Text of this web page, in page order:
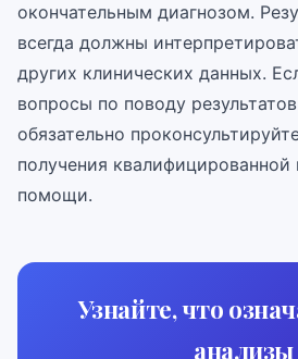
окончательным диагнозом.
всегда должны
других клинических данных.
вопросы по поводу
обязательно
получения
помощи.
Узнайте, что
анализы